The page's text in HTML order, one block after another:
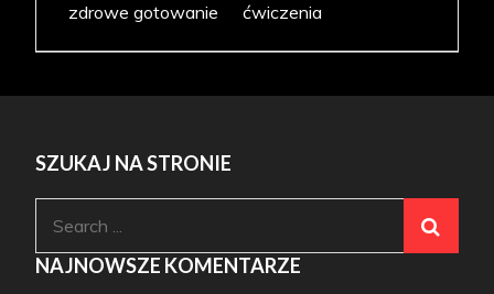
zdrowe gotowanie
ćwiczenia
SZUKAJ NA STRONIE
NAJNOWSZE KOMENTARZE